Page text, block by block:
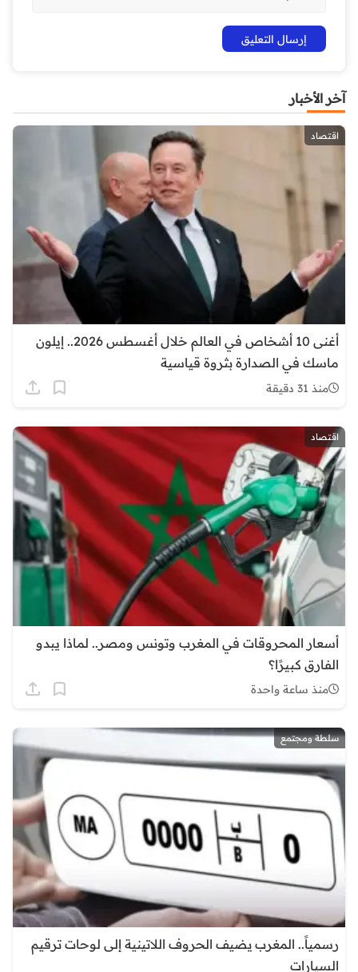
آخر الأخبار
اقتصاد
أغنى 10 أشخاص في العالم خلال أغسطس 2026.. إيلون
ماسك في الصدارة بثروة قياسية
منذ 31 دقيقة
اقتصاد
أسعار المحروقات في المغرب وتونس ومصر.. لماذا يبدو
الفارق كبيرًا؟
منذ ساعة واحدة
سلطة ومجتمع
رسمياً.. المغرب يضيف الحروف اللاتينية إلى لوحات ترقيم
السيارات